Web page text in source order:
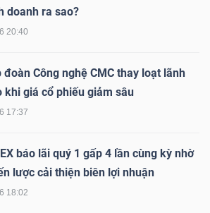
doanh ra sao?
20:40
đoàn Công nghệ CMC thay loạt lãnh
khi giá cổ phiếu giảm sâu
17:37
báo lãi quý 1 gấp 4 lần cùng kỳ nhờ
lược cải thiện biên lợi nhuận
18:02